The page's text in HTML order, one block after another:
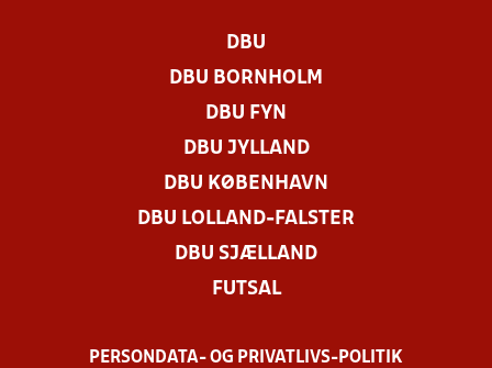
DBU
DBU BORNHOLM
DBU FYN
DBU JYLLAND
DBU KØBENHAVN
DBU LOLLAND-FALSTER
DBU SJÆLLAND
FUTSAL
PERSONDATA- OG PRIVATLIVS-POLITIK